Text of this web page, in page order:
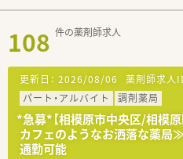
108 件の薬剤師求人
更新日： 2026/08/06 薬剤師求人
パート・アルバイト
調剤薬局
*急募*【相模原市中央区/相模
カフェのようなお洒落な薬
通勤可能